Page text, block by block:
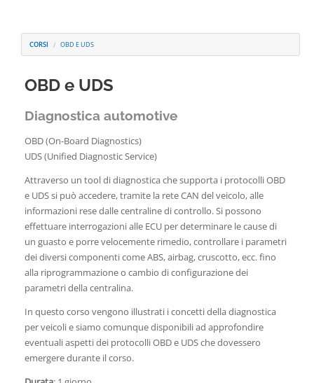
CORSI OBD E UDS
OBD e UDS
Diagnostica automotive
OBD (On-Board Diagnostics)
UDS (Unified Diagnostic Service)
Attraverso un tool di diagnostica che supporta i protocolli OBD
e UDS si può accedere, tramite la rete CAN del veicolo, alle
informazioni rese dalle centraline di controllo. Si possono
effettuare interrogazioni alle ECU per determinare le cause di
un guasto e porre velocemente rimedio, controllare i parametri
dei diversi componenti come ABS, airbag, cruscotto, ecc. fino
alla riprogrammazione o cambio di configurazione dei
parametri della centralina.
In questo corso vengono illustrati i concetti della diagnostica
per veicoli e siamo comunque disponibili ad approfondire
eventuali aspetti dei protocolli OBD e UDS che dovessero
emergere durante il corso.